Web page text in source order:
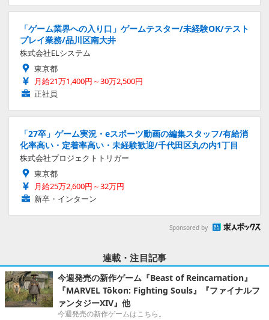
「ゲーム業界への入り口」ゲームテスター/未経験OK/テスト
プレイ業務/品川区南大井
株式会社ELシステム
東京都
月給21万1,400円～30万2,500円
正社員
「27卒」ゲーム実況・eスポーツ動画の編集スタッフ/有給消
化率高い・定着率高い・未経験歓迎/千代田区丸の内1丁目
株式会社プロジェクトトリガー
東京都
月給25万2,600円～32万円
新卒・インターン
Sponsored by
連載・注目記事
今週発売の新作ゲーム『Beast of Reincarnation』
『MARVEL Tōkon: Fighting Souls』『ファイナルフ
ァンタジーXIV』他
今週発売の新作ゲームはこちら。